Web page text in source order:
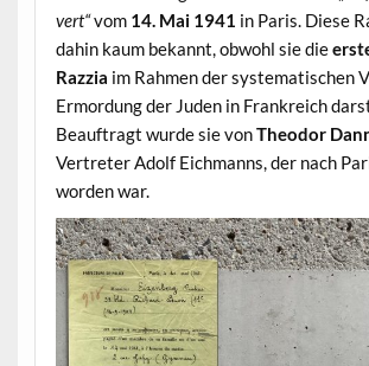
vert“vom 14. Mai 1941 in Paris. Diese
dahin kaum bekannt, obwohl sie die
Razzia im Rahmen der systematischen
Ermordung der Juden in Frankreich
Beauftragt wurde sie vonTheodor
Vertreter Adolf Eichmanns, der nach
worden war.